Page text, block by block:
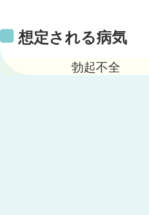
想定される病気
勃起不全